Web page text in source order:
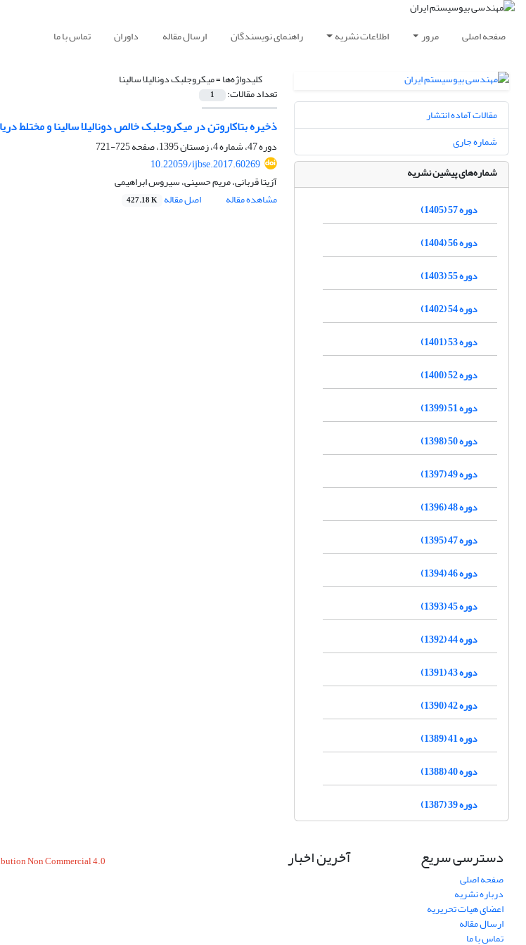
صفحه اصلی مرور اطلاعات نشریه راهنمای نویسندگان ارسال مقاله داوران تماس با ما
کلیدواژه‌ها =میکروجلبک دونالیلا سالینا
تعداد مقالات: 1
ذخیره بتاکاروتن در میکروجلبک خالص دونالیلا سالینا و مختلط
دوره 47، شماره 4، زمستان 1395، صفحه
725-721
10.22059/ijbse.2017.60269
آزیتا قربانی، مریم حسینی، سیروس ابراهیمی
مشاهده مقاله
اصل مقاله 427.18 K
مقالات آماده انتشار
شماره جاری
شماره‌های پیشین نشریه
دوره 57 (1405)
دوره 56 (1404)
دوره 55 (1403)
دوره 54 (1402)
دوره 53 (1401)
دوره 52 (1400)
دوره 51 (1399)
دوره 50 (1398)
دوره 49 (1397)
دوره 48 (1396)
دوره 47 (1395)
دوره 46 (1394)
دوره 45 (1393)
دوره 44 (1392)
دوره 43 (1391)
دوره 42 (1390)
دوره 41 (1389)
دوره 40 (1388)
دوره 39 (1387)
دسترسی سریع
صفحه اصلی
درباره نشریه
اعضای هیات تحریریه
ارسال مقاله
تماس با ما
آخرین اخبار
Non Commercial 4.0